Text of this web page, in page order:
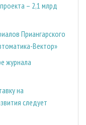
– 2,1 млрд
Приангарского
Вектор»
журнала
на
следует